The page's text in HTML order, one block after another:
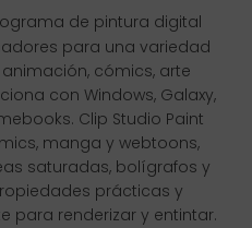
de pintura digital
para una variedad
cómics, arte
con Windows, Galaxy,
Clip Studio Paint
manga y webtoons,
saturadas, bolígrafos y
prácticas y
para renderizar y entintar.